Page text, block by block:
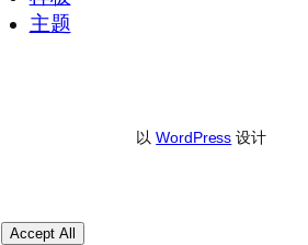
主题
以WordPress 设计
Accept All